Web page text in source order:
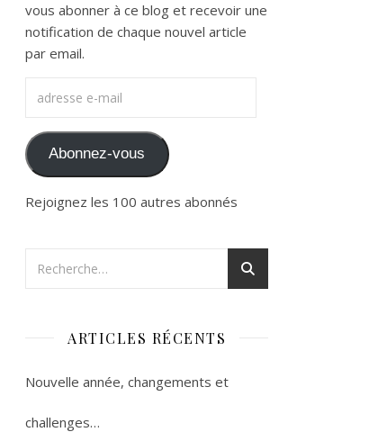
vous abonner à ce blog et recevoir une
notification de chaque nouvel article
par email.
Abonnez-vous
Rejoignez les 100 autres abonnés
ARTICLES RÉCENTS
Nouvelle année, changements et
challenges…